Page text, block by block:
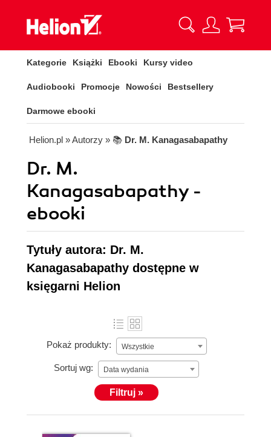
Kategorie Książki Ebooki Kursy video
Audiobooki Promocje Nowości Bestsellery
Darmowe ebooki
Helion.pl » Autorzy » 📚 Dr. M. Kanagasabapathy
Dr. M.
Kanagasabapathy -
ebooki
Tytuły autora: Dr. M.
Kanagasabapathy dostępne w
księgarni Helion
Pokaż produkty: Wszystkie
Sortuj wg: Data wydania
Filtruj »